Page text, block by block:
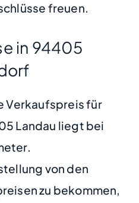
freuen.
in 94405
Verkaufspreis für
Landau liegt bei
von den
zu bekommen,